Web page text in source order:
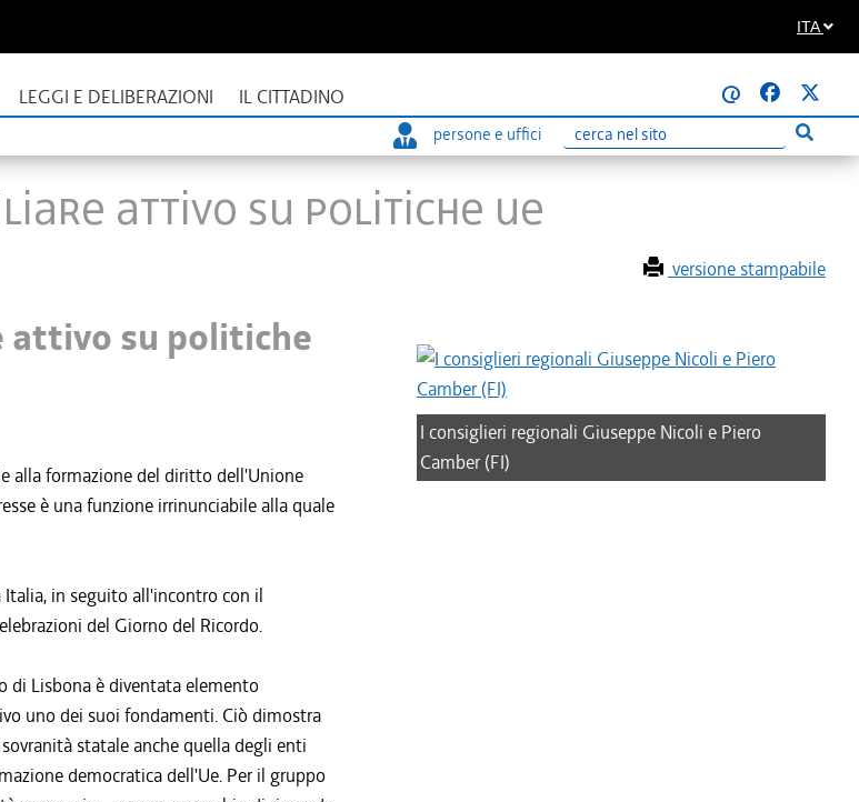
ITA
LEGGI E DELIBERAZIONI IL CITTADINO @
persone e uffici
Ricerca Esegui
attivo su politiche Ue
versione stampabile
attivo su politiche
alla formazione del diritto dell'Unione
è una funzione irrinunciabile alla quale
Italia, in seguito all'incontro con il
del Giorno del Ricordo.
di Lisbona è diventata elemento
uno dei suoi fondamenti. Ciò dimostra
statale anche quella degli enti
democratica dell'Ue. Per il gruppo
I consiglieri regionali Giuseppe Nicoli e Piero
Camber (FI)